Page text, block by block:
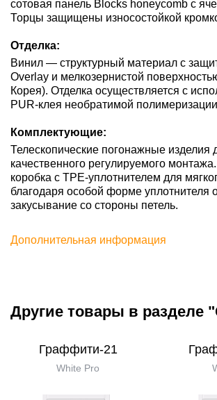
сотовая панель Blocks honeycomb с
Торцы защищены износостойкой
Отделка:
Винил — структурный материал с
Overlay и мелкозернистой
Корея). Отделка осуществляется с
PUR-клея необратимой
Комплектующие:
Телескопические погонажные изделия
качественного регулируемого
коробка с TPE-уплотнителем для
благодаря особой форме уплотнителя
закусывание со стороны петель.
Дополнительная информация
Другие товары в разделе
Граффити-21
White Pro